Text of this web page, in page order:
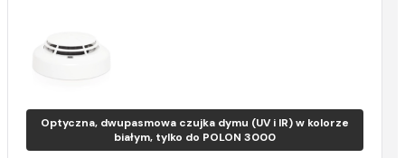
Optyczna, dwupasmowa czujka dymu (UV i IR) w kolorze
białym, tylko do POLON 3000